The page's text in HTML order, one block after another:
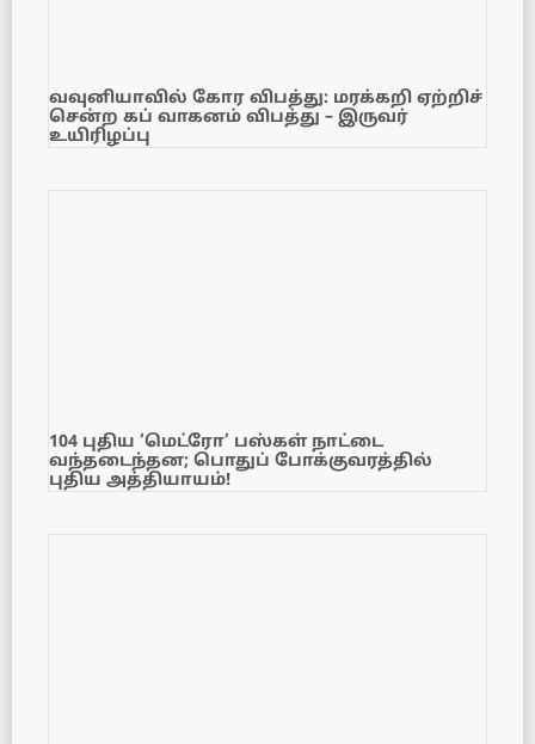
வவுனியாவில் கோர விபத்து: மரக்கறி ஏற்றிச்
சென்ற கப் வாகனம் விபத்து – இருவர்
உயிரிழப்பு
104 புதிய ‘மெட்ரோ’ பஸ்கள் நாட்டை
வந்தடைந்தன; பொதுப் போக்குவரத்தில்
புதிய அத்தியாயம்!